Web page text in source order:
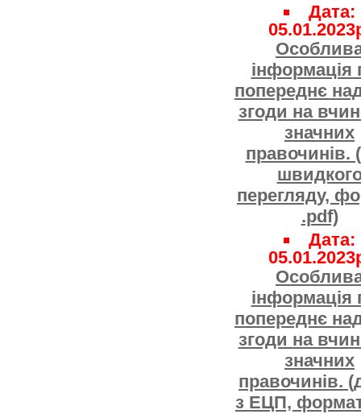
Дата:
інформація
попереднє
згоди на
значних
правочинів.
перегляду,
.pdf)
Дата:
інформація
попереднє
згоди на
значних
правочинів.
з ЕЦП,